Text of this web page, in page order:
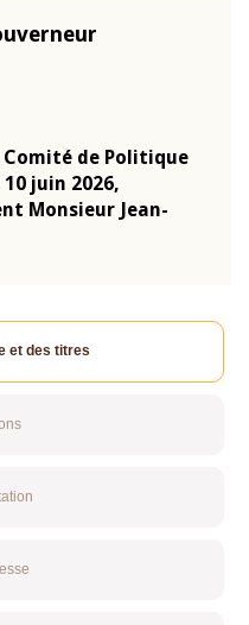
de Politique
juin 2026,
Monsieur Jean-
et des titres